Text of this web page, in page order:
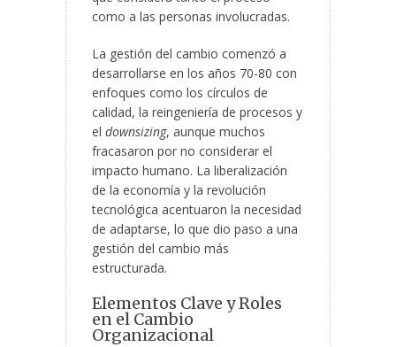
como a las personas involucradas.
La gestión del cambio comenzó a
desarrollarse en los años 70-80 con
enfoques como los círculos de
calidad, la reingeniería de procesos y
el downsizing, aunque muchos
fracasaron por no considerar el
impacto humano. La liberalización
de la economía y la revolución
tecnológica acentuaron la necesidad
de adaptarse, lo que dio paso a una
gestión del cambio más
estructurada.
Elementos Clave y Roles
en el Cambio
Organizacional